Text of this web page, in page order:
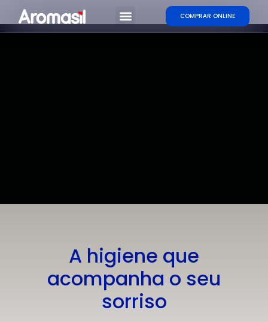
COMPRAR ONLINE
A higiene que
acompanha o seu
sorriso